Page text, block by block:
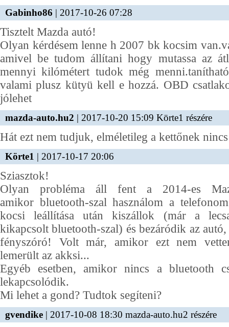
Gabinho86 | 2017-10-26 07:28
Tisztelt Mazda autó!
Olyan kérdésem lenne h 2007 bk kocsim
amivel be tudom állítani hogy mutassa az
mennyi kilómétert tudok még
valami plusz kütyü kell e hozzá. OBD
jólehet
mazda-auto.hu2 | 2017-10-20 15:09 Körte1 részére
Hát ezt nem tudjuk, elméletileg a kettőnek
Körte1 | 2017-10-17 20:06
Sziasztok!
Olyan probléma áll fent a 2014-es
amikor bluetooth-szal használom a
kocsi leállítása után kiszállok (már a
kikapcsolt bluetooth-szal) és bezáródik az
fényszóró! Volt már, amikor ezt nem
lemerült az akksi...
Egyéb esetben, amikor nincs a bluetooth
lekapcsolódik.
Mi lehet a gond? Tudtok segíteni?
gvendike | 2017-10-08 18:30 mazda-auto.hu2 részére